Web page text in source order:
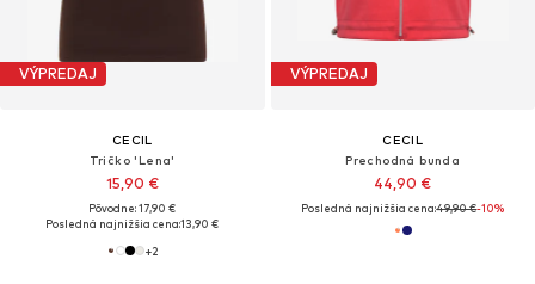
VÝPREDAJ
CECIL
Tričko 'Lena'
15,90 €
Pôvodne: 17,90 €
Posledná najnižšia cena:13,90 €
+2
VÝPREDAJ
CECIL
Prechodná bunda
44,90 €
Posledná najnižšia cena:49,90 €-10%